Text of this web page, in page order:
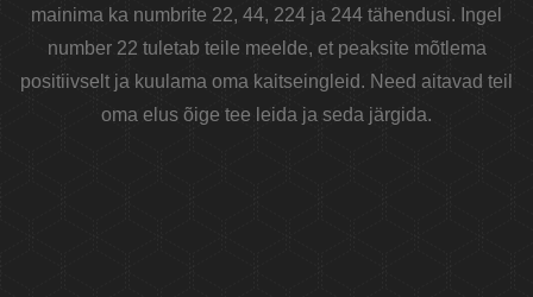
mainima ka numbrite 22, 44, 224 ja 244 tähendusi. Ingel
number 22 tuletab teile meelde, et peaksite mõtlema
positiivselt ja kuulama oma kaitseingleid. Need aitavad teil
oma elus õige tee leida ja seda järgida.